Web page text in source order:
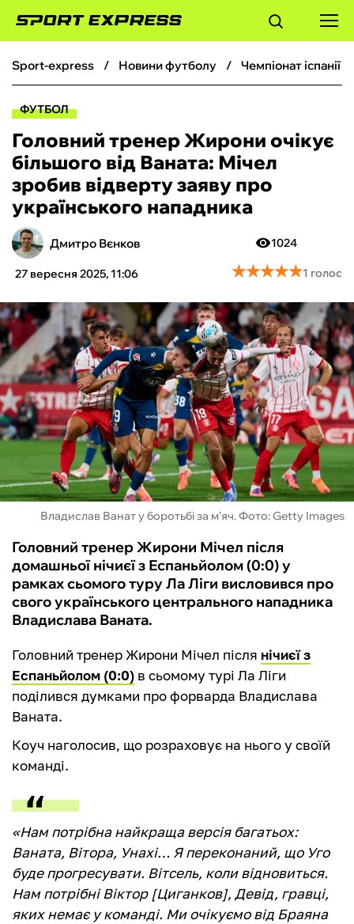
ФУТБОЛ
БОКС
ХОКЕЙ
ТЕНІС
КІБЕРСПОРТ
ЧС-2026
ФУТЗАЛ
ІНШІ
БУКМЕКЕРИ
sport-express новини футболу чемпіонат іспанії
ФУТБОЛ
Головний тренер Жирони очікує
більшого від Ваната: Мічел
зробив відверту заяву про
українського нападника
Дмитро Вєнков
27 вересня 2025, 11:06
1024
★★★★★
★★★★★1 голос
Владислав Ванат у боротьбі за м'яч. Фото: Getty Images
Головний тренер Жирони Мічел після
домашньої нічиєї з Еспаньйолом (0:0) у
рамках сьомого туру Ла Ліги висловився про
свого українського центрального нападника
Владислава Ваната.
Головний тренер Жирони Мічел після нічиєї з
Еспаньйолом (0:0) в сьомому турі Ла Ліги
поділився думками про форварда Владислава
Ваната.
Коуч наголосив, що розраховує на нього у своїй
команді.
«Нам потрібна найкраща версія багатьох:
Ваната, Вітора, Унахі… Я переконаний, що Уго
буде прогресувати. Вітсель, коли відновиться.
Нам потрібні Віктор [Циганков], Девід, гравці,
яких немає у команді. Ми очікуємо від Браяна